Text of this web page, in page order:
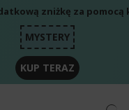
zniżkę za pomocą
MYSTERY
KUP TERAZ